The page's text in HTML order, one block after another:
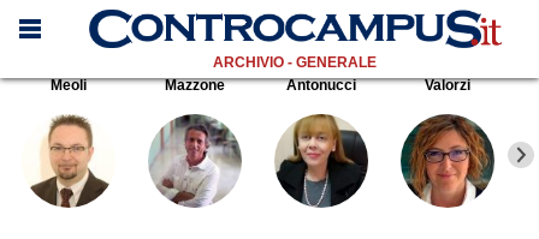
ARCHIVIO - GENERALE
Meoli
Mazzone Antonucci Valorzi